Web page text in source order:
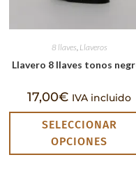
8 llaves Llaveros
Llavero 8 llaves tonos
17,00€ IVA incluido
SELECCIONAR
OPCIONES